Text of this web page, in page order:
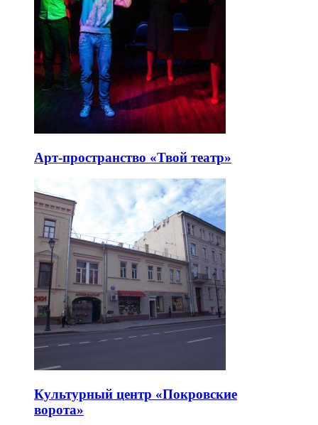
Арт-пространство «Твой театр»
Культурный центр «Покровские
ворота»